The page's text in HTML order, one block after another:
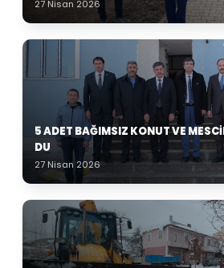
27 Nisan 2026
5 ADET BAĞIMSIZ KONUT VE
DU
27 Nisan 2026